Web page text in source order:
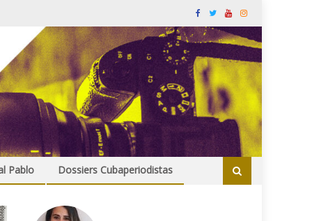
Pablo Dossiers Cubaperiodistas